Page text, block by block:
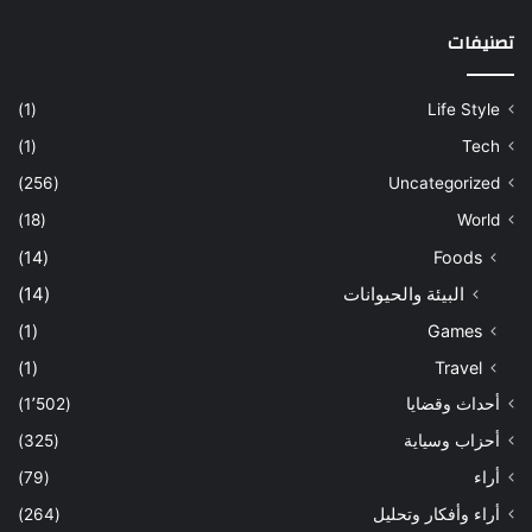
تصنيفات
Life Style
(1)
Tech
(1)
Uncategorized
(256)
World
(18)
Foods
(14)
البيئة والحيوانات (14)
Games
(1)
Travel
(1)
أحداث وقضايا
(1٬502)
أحزاب وسياية
(325)
أراء
(79)
أراء وأفكار وتحليل
(264)